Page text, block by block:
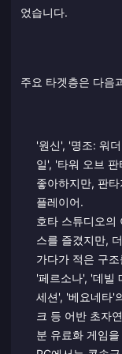
었습니다.
주요 타겟층은 다음
'원신', '명조: 워
일', '타워 오브
좋아하지만, 판
플레이어.
호타 스튜디오의
스를 즐겼지만,
가다가 적은 구
'페르소나', '데빌
세션', '베요네타'
크 등 어반 초자
분 유료화 게임